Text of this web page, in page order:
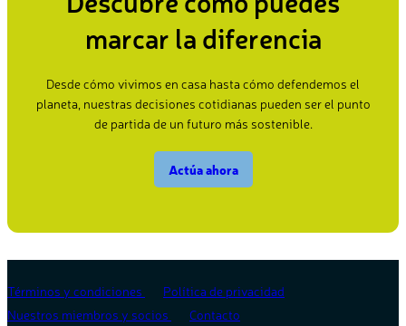
marcar la diferencia
Desde cómo vivimos en casa hasta cómo defendemos el
planeta, nuestras decisiones cotidianas pueden ser el punto
de partida de un futuro más sostenible.
Actúa ahora
Términos y condiciones
Política de privacidad
Nuestros miembros y socios
Contacto